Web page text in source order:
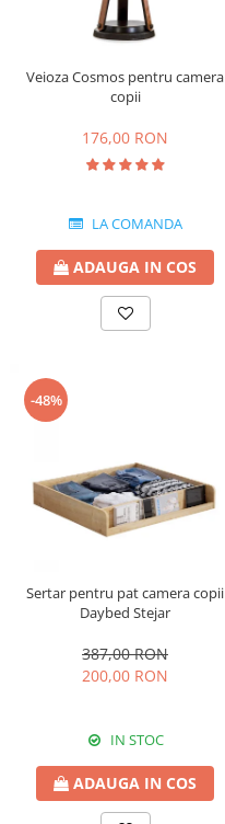
Veioza Cosmos pentru camera
copii
176,00 RON
LA COMANDA
ADAUGA IN COS
-48%
Sertar pentru pat camera copii
Daybed Stejar
387,00 RON
200,00 RON
IN STOC
ADAUGA IN COS